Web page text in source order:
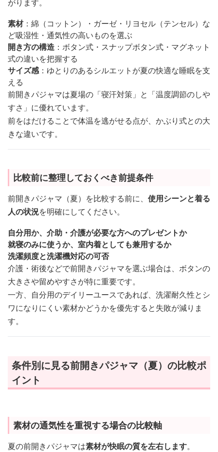
がります。
素材：綿（コットン）・ガーゼ・リヨセル（テンセル）な
ど吸湿性・通気性の高いものを選ぶ
開き方の構造 ：ボタン式・スナップボタン式・マグネット
式の違いを把握する
サイズ感：ゆとりのあるシルエットが夏の快適な睡眠を支
える
前開きパジャマは夏場の「寝汗対策」と「温度調節のしや
すさ」に優れています。
前をはだけることで体温を逃がせる点が、かぶり式との大
きな違いです。
比較前に整理しておくべき前提条件
前開きパジャマ（夏）を比較する前に、 使用シーンと着る
人の状況を明確にしてください。
自分用か、介助・介護が必要な方へのプレゼントか
就寝のみに使うか、室内着としても兼用するか
洗濯頻度と洗濯機対応の可否
介護・術後などで前開きパジャマを選ぶ場合は、ボタンの
大きさや留めやすさが特に重要です。
一方、自分用のデイリーユースであれば、洗濯耐久性とシ
ワになりにくい素材かどうかを優先すると失敗が減りま
す。
条件別に見る前開きパジャマ（夏）の比較ポ
イント
素材の通気性を重視する場合の比較軸
夏の前開きパジャマは素材が快眠の質を左右します。